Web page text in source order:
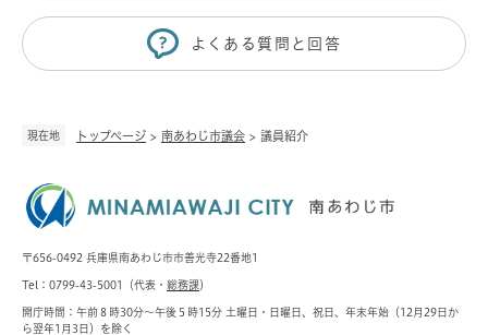
現在地 トップページ > 南あわじ市議会 > 議員紹介
よくある質問と回答
〒656-0492 兵庫県南あわじ市市善光寺22番地1
Tel：0799-43-5001（代表・ 総務課）
開庁時間：午前８時30分～午後５時15分 土曜日・日曜日、祝日、年末年始（12月29日か
ら翌年1月3日）を除く